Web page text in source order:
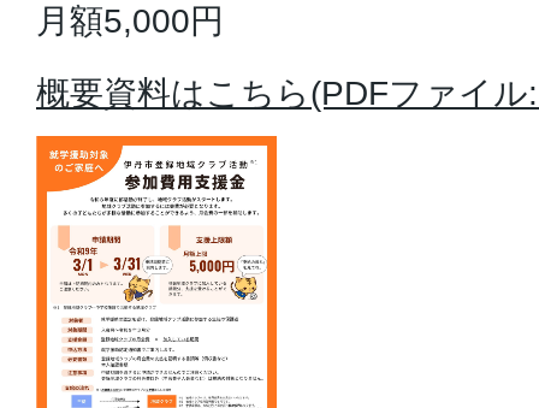
月額5,000円
概要資料はこちら(PDFファイル